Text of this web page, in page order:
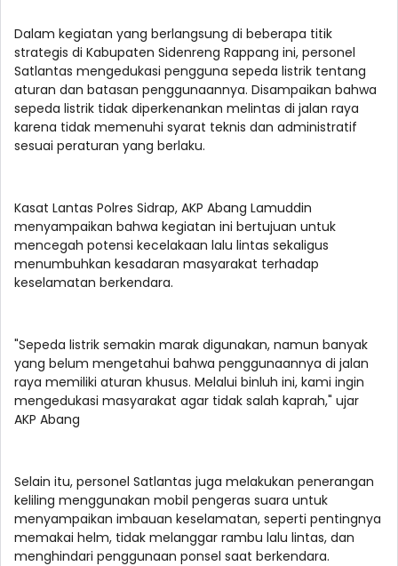
Dalam kegiatan yang berlangsung di beberapa titik
strategis di Kabupaten Sidenreng Rappang ini, personel
Satlantas mengedukasi pengguna sepeda listrik tentang
aturan dan batasan penggunaannya. Disampaikan bahwa
sepeda listrik tidak diperkenankan melintas di jalan raya
karena tidak memenuhi syarat teknis dan administratif
sesuai peraturan yang berlaku.
Kasat Lantas Polres Sidrap, AKP Abang Lamuddin
menyampaikan bahwa kegiatan ini bertujuan untuk
mencegah potensi kecelakaan lalu lintas sekaligus
menumbuhkan kesadaran masyarakat terhadap
keselamatan berkendara.
"Sepeda listrik semakin marak digunakan, namun banyak
yang belum mengetahui bahwa penggunaannya di jalan
raya memiliki aturan khusus. Melalui binluh ini, kami ingin
mengedukasi masyarakat agar tidak salah kaprah," ujar
AKP Abang
Selain itu, personel Satlantas juga melakukan penerangan
keliling menggunakan mobil pengeras suara untuk
menyampaikan imbauan keselamatan, seperti pentingnya
memakai helm, tidak melanggar rambu lalu lintas, dan
menghindari penggunaan ponsel saat berkendara.